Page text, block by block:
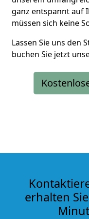
ganz entspannt auf
müssen sich keine
Lassen Sie uns den
buchen Sie jetzt
erhalten